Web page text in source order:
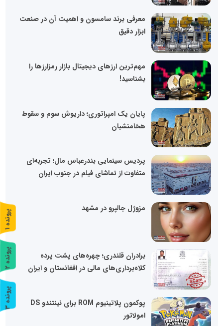
معرفی برند سامسون و اهمیت آن در صنعت
ابزار دقیق
مهم‌ترین ارزهای دیجیتال بازار رمزارزها را
بشناسید!
پایان یک امپراتوری؛ داریوش سوم و سقوط
هخامنشیان
پردیس سینمایی بندرعباس مال؛ تجربه‌ای
متفاوت از تماشای فیلم در جنوب ایران
مزوژل جالپرو در مشهد
برادران قلندری؛ چهره‌های پشت پرده
کلاه‌برداری‌های مالی در افغانستان و ایران
پوکمون پلاتینیوم ROM برای نینتندو DS
امولاتور
پ
ر
و
ن
د
ه
1
پ
ر
و
ن
د
ه
2
پ
ر
و
ن
د
ه
3